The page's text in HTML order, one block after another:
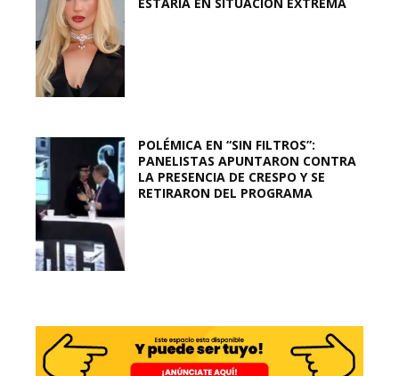
POLÉMICA EN “SIN FILTROS”:
PANELISTAS APUNTARON CONTRA
LA PRESENCIA DE CRESPO Y SE
RETIRARON DEL PROGRAMA